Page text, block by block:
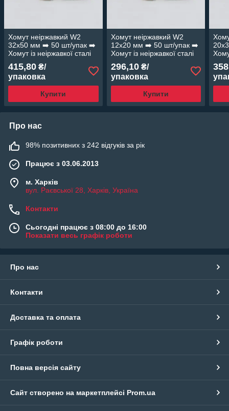
Хомут неіржавкий W2
32х50 мм ➡️ 50 шт/упак ➡️
Хомут із неіржавкої сталі
"OPTIMA"
415,80 ₴/
упаковка
Купити
Хомут неіржавкий W2
12х20 мм ➡️ 50 шт/упак ➡️
Хомут із неіржавкої сталі
"OPTIMA"
296,10₴/
упаковка
Купити
Про нас
98% позитивних з 242 відгуків за рік
Працює з 03.06.2013
м. Харків
вул. Раєвської 28, Харків, Україна
Контакти
Сьогодні працює з 08:00 до 16:00
Показати весь графік роботи
Про нас
Контакти
Доставка та оплата
Графік роботи
Повна версія сайту
Сайт створено на маркетплейсі Prom.ua